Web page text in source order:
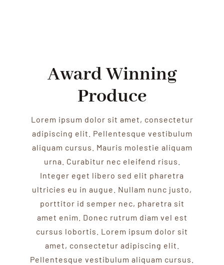
Award Winning
Produce
Lorem ipsum dolor sit amet, consectetur
adipiscing elit. Pellentesque vestibulum
aliquam cursus. Mauris molestie aliquam
urna. Curabitur nec eleifend risus.
Integer eget libero sed elit pharetra
ultricies eu in augue. Nullam nunc justo,
porttitor id semper nec, pharetra sit
amet enim. Donec rutrum diam vel est
cursus lobortis. Lorem ipsum dolor sit
amet, consectetur adipiscing elit.
Pellentesque vestibulum aliquam cursus.